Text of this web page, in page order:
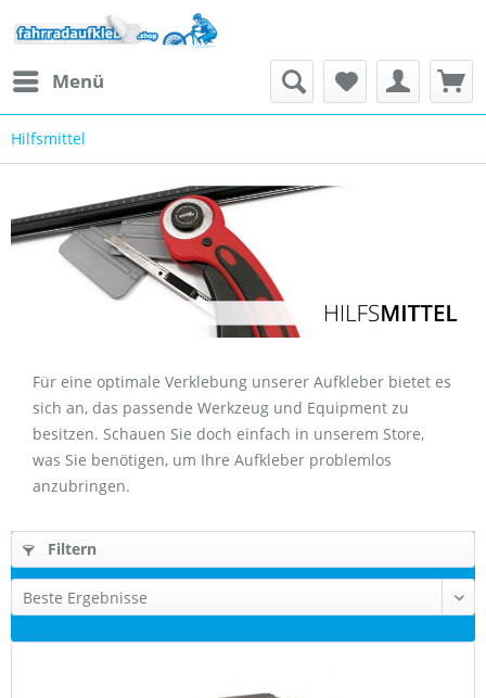
Menü
Hilfsmittel
Für eine optimale Verklebung unserer Aufkleber bietet es
sich an, das passende Werkzeug und Equipment zu
besitzen. Schauen Sie doch einfach in unserem Store,
was Sie benötigen, um Ihre Aufkleber problemlos
anzubringen.
Filtern